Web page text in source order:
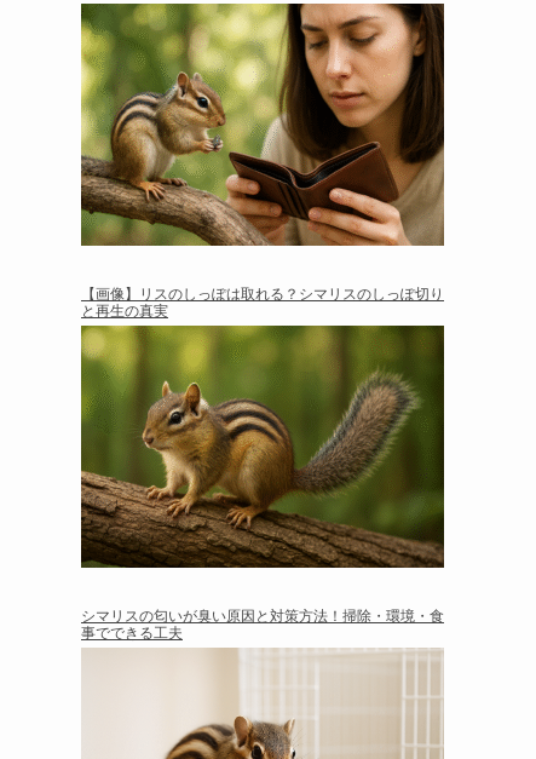
【画像】リスのしっぽは取れる？シマリスのしっぽ切り
と再生の真実
シマリスの匂いが臭い原因と対策方法！掃除・環境・食
事でできる工夫